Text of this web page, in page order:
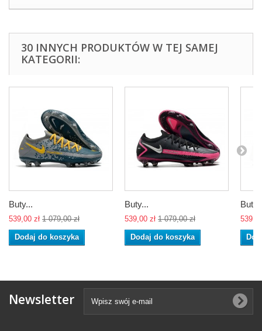
30 INNYCH PRODUKTÓW W TEJ SAMEJ
KATEGORII:
Buty...
539,00 zł 1 079,00 zł
Dodaj do koszyka
Buty...
539,00 zł 1 079,00 zł
Dodaj do koszyka
Newsletter